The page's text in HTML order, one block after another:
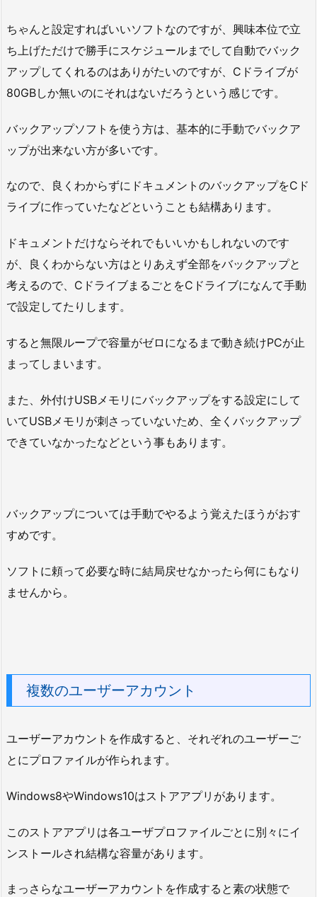
ちゃんと設定すればいいソフトなのですが、興味本位で立
ち上げただけで勝手にスケジュールまでして自動でバック
アップしてくれるのはありがたいのですが、Cドライブが
80GBしか無いのにそれはないだろうという感じです。
バックアップソフトを使う方は、基本的に手動でバックア
ップが出来ない方が多いです。
なので、良くわからずにドキュメントのバックアップをCド
ライブに作っていたなどということも結構あります。
ドキュメントだけならそれでもいいかもしれないのです
が、良くわからない方はとりあえず全部をバックアップと
考えるので、CドライブまるごとをCドライブになんて手動
で設定してたりします。
すると無限ループで容量がゼロになるまで動き続けPCが止
まってしまいます。
また、外付けUSBメモリにバックアップをする設定にして
いてUSBメモリが刺さっていないため、全くバックアップ
できていなかったなどという事もあります。
バックアップについては手動でやるよう覚えたほうがおす
すめです。
ソフトに頼って必要な時に結局戻せなかったら何にもなり
ませんから。
複数のユーザーアカウント
ユーザーアカウントを作成すると、それぞれのユーザーご
とにプロファイルが作られます。
Windows8やWindows10はストアアプリがあります。
このストアアプリは各ユーザプロファイルごとに別々にイ
ンストールされ結構な容量があります。
まっさらなユーザーアカウントを作成すると素の状態で